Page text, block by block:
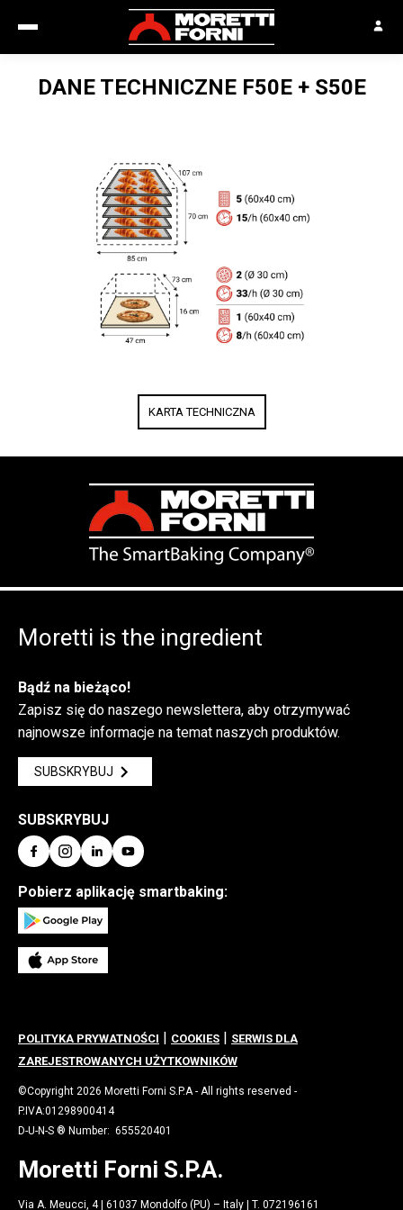
DANE TECHNICZNE F50E + S50E
KARTA TECHNICZNA
Moretti is the ingredient
Bądź na bieżąco!
Zapisz się do naszego newslettera, aby otrzymywać
najnowsze informacje na temat naszych produktów.
SUBSKRYBUJ
SUBSKRYBUJ
Pobierz aplikację smartbaking:
POLITYKA PRYWATNOŚCI | COOKIES | SERWIS DLA
ZAREJESTROWANYCH UŻYTKOWNIKÓW
©Copyright 2026 Moretti Forni S.P.A - All rights reserved -
P.IVA:01298900414
D-U-N-S ® Number: 655520401
Moretti Forni S.P.A.
Via A. Meucci, 4 | 61037 Mondolfo (PU) – Italy | T. 072196161